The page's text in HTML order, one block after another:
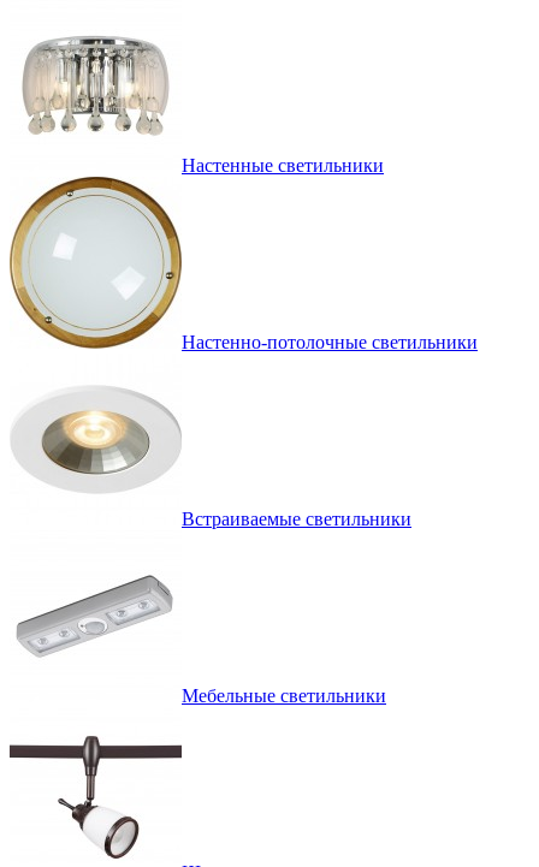
Настенные светильники
Настенно-потолочные светильники
Встраиваемые светильники
Мебельные светильники